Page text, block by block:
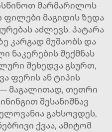
მარმარილოს
ფილები მაგიდის ზედა
აძლევს. პატარა
კარგად მუშაობს და
ნაკერების შექმნას
შეხედვა გსურთ,
ფერის ან ტიპის
მაგალითად, თეთრი
შესანიშნავ
გახსოვდეს,
ქვაა, ამიტომ